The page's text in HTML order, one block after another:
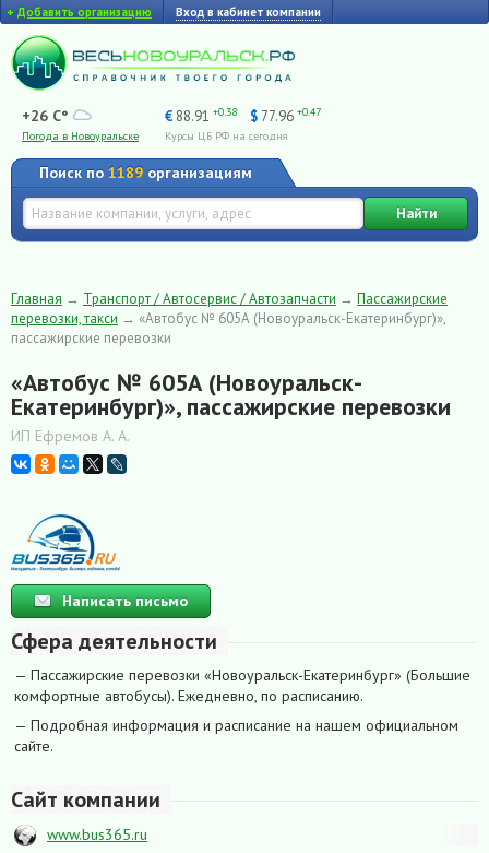
+ Добавить организацию Вход в кабинет компании
+26 C°
Погода в Новоуральске
€ 88.91 +0.38 $ 77.96 +0.47
Курсы ЦБ РФ на сегодня
Поиск по 1189 организациям
Найти
Главная → Транспорт / Автосервис / Автозапчасти → Пассажирские
перевозки, такси → «Автобус № 605А (Новоуральск-Екатеринбург)»,
пассажирские перевозки
«Автобус № 605А (Новоуральск-
Екатеринбург)», пассажирские перевозки
ИП Ефремов А. А.
Написать письмо
Сфера деятельности
— Пассажирские перевозки «Новоуральск-Екатеринбург» (Большие
комфортные автобусы). Ежедневно, по расписанию.
— Подробная информация и расписание на нашем официальном
сайте.
Сайт компании
www.bus365.ru